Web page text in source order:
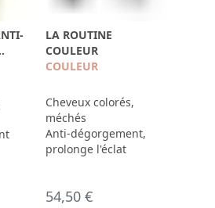
LA ROUTINE
COULEUR
COULEUR
Cheveux colorés,
méchés
Anti-dégorgement,
prolonge l'éclat
54,50 €